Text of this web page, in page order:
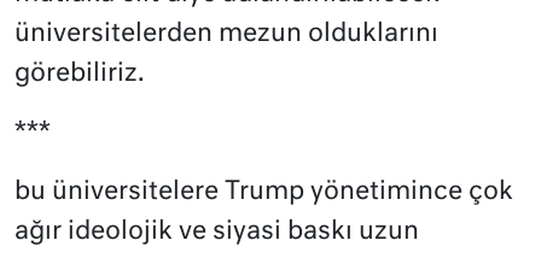
üniversitelerden mezun olduklarını
görebiliriz.
***
bu üniversitelere Trump yönetimince çok
ağır ideolojik ve siyasi baskı uzun